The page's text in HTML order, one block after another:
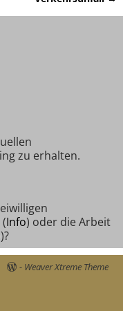
zu erhalten.
Info) oder die Arbeit
)?
- Weaver Xtreme Theme